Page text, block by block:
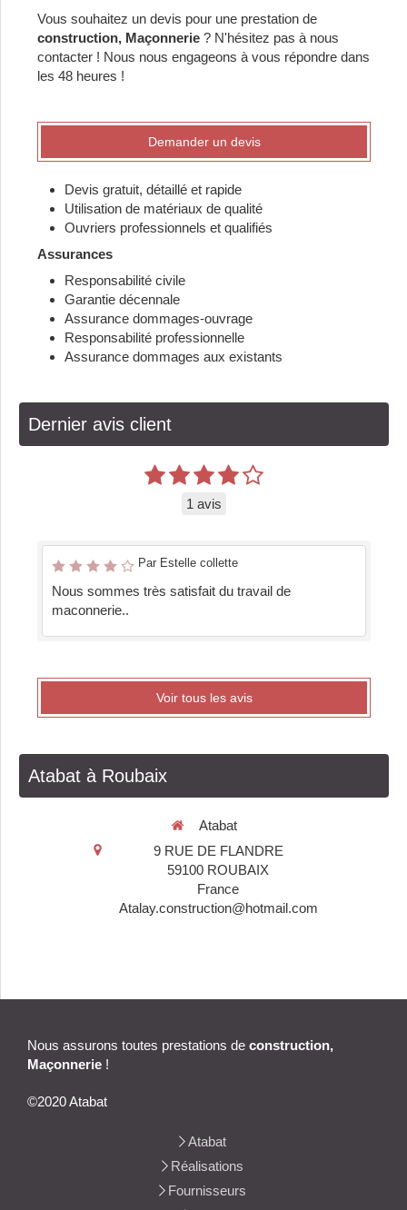
Vous souhaitez un devis pour une prestation de
construction, Maçonnerie ? N'hésitez pas à nous
contacter ! Nous nous engageons à vous répondre dans
les 48 heures !
Demander un devis
Devis gratuit, détaillé et rapide
Utilisation de matériaux de qualité
Ouvriers professionnels et qualifiés
Assurances
Responsabilité civile
Garantie décennale
Assurance dommages-ouvrage
Responsabilité professionnelle
Assurance dommages aux existants
Dernier avis client
1 avis
Par Estelle collette
Nous sommes très satisfait du travail de
maconnerie..
Voir tous les avis
Atabat à Roubaix
Atabat
9 RUE DE FLANDRE
59100 ROUBAIX
France
Atalay.construction@hotmail.com
Nous assurons toutes prestations de construction,
Maçonnerie !
©2020 Atabat
Atabat
Réalisations
Fournisseurs